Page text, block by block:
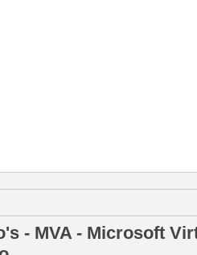
- MVA - Microsoft